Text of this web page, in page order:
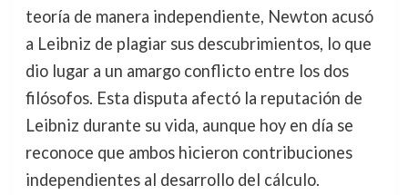
teoría de manera independiente, Newton acusó
a Leibniz de plagiar sus descubrimientos, lo que
dio lugar a un amargo conflicto entre los dos
filósofos. Esta disputa afectó la reputación de
Leibniz durante su vida, aunque hoy en día se
reconoce que ambos hicieron contribuciones
independientes al desarrollo del cálculo.